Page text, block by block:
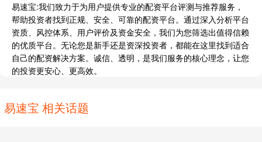
易速宝:我们致力于为用户提供专业的配资平台评测与推荐服务，
帮助投资者找到正规、安全、可靠的配资平台。通过深入分析平台
资质、风控体系、用户评价及资金安全，我们为您筛选出值得信赖
的优质平台。无论您是新手还是资深投资者，都能在这里找到适合
自己的配资解决方案。诚信、透明，是我们服务的核心理念，让您
的投资更安心、更高效。
易速宝 相关话题